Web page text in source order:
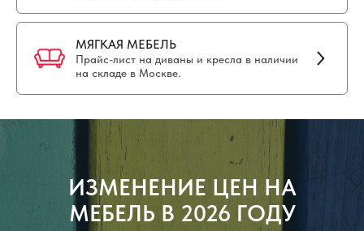
МЯГКАЯ МЕБЕЛЬ
Прайс-лист на диваны и кресла в наличии
на складе в Москве.
ИЗМЕНЕНИЕ ЦЕН НА
МЕБЕЛЬ В 2026 ГОДУ